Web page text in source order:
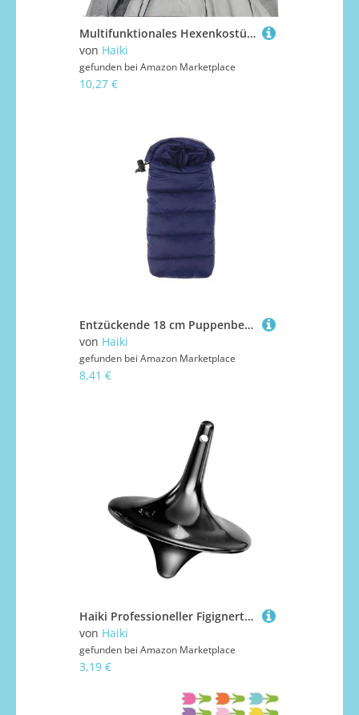
Multifunktionales Hexenkostüm, Haarband mit langem Schleier, Haarstyling-Zubehör für Halloween-Party, Fotoshootings, Familienfeiern, Party-Kopfschmuck
von Haiki
gefunden bei Amazon Marketplace
10,27 €
Entzückende 18 cm Puppenbettwäsche, Zubehör, tragbare Campingsäcke für Fotografie und Spielszenarien, vielseitiges Puppenzubehör zum Geschichtenerzählen
von Haiki
gefunden bei Amazon Marketplace
8,41 €
Haiki Professioneller Figignertip Spinner Ruhiger Mechanismus Stressabbau Werkzeug Für Konzentration Kinder Büro Erwachsener Schreibtisch Spielzeug Fingerspeicher Spielzeug
von Haiki
gefunden bei Amazon Marketplace
3,19 €